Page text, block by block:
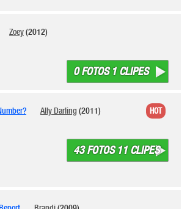
Zoey(2012)
0 FOTOS 1 CLIPES
Ally Darling (2011)
43 FOTOS 11 CLIPES
HOT